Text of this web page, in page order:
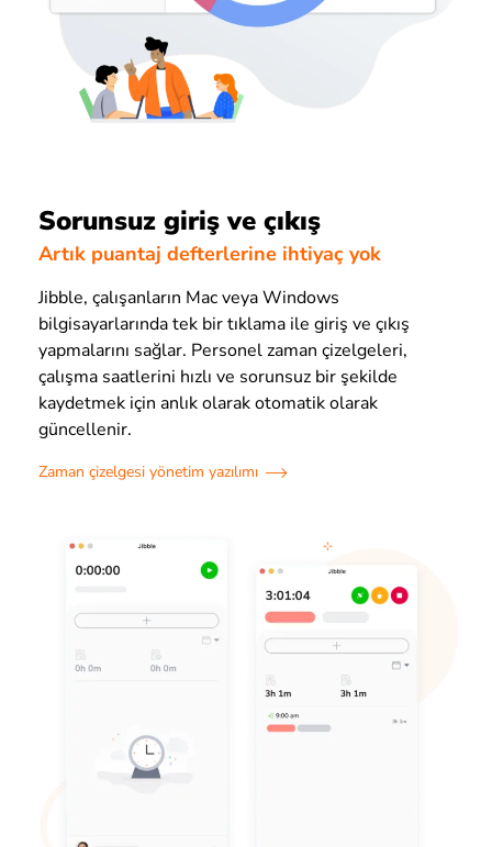
Sorunsuz giriş ve çıkış
Artık puantaj defterlerine ihtiyaç yok
Jibble, çalışanların Mac veya Windows
bilgisayarlarında tek bir tıklama ile giriş ve çıkış
yapmalarını sağlar. Personel zaman çizelgeleri,
çalışma saatlerini hızlı ve sorunsuz bir şekilde
kaydetmek için anlık olarak otomatik olarak
güncellenir.
Zaman çizelgesi yönetim yazılımı